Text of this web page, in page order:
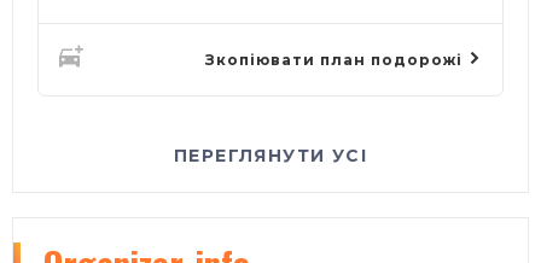
Зкопіювати план подорожі
ПЕРЕГЛЯНУТИ УСІ